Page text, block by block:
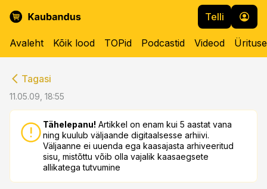
Telli
Avaleht Kõik lood TOPid Podcastid Videod
Tagasi
11.05.09, 18:55
Tähelepanu! Artikkel on enam kui 5 aastat vana
ning kuulub väljaande digitaalsesse arhiivi.
Väljaanne ei uuenda ega kaasajasta arhiveeritud
sisu, mistõttu võib olla vajalik kaasaegsete
allikatega tutvumine